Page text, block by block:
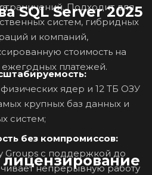
Подходит для
систем, гибридных
и компаний,
стоимость на
ежегодных платежей.
SQL Server 2025
ядер и 12 ТБ ОЗУ
крупных баз данных и
систем;
без компромиссов:
Groups с поддержкой до
непрерывную работу
лицензирование